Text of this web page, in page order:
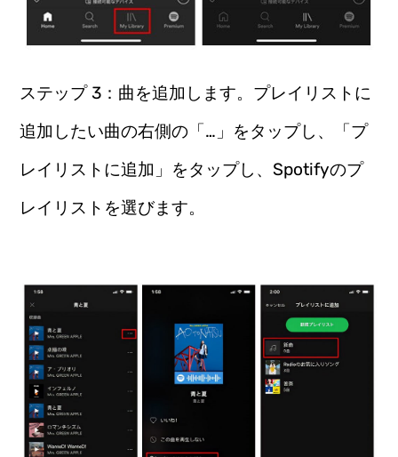
ステップ 3：曲を追加します。プレイリストに
追加したい曲の右側の「…」をタップし、「プ
レイリストに追加」をタップし、Spotifyのプ
レイリストを選びます。